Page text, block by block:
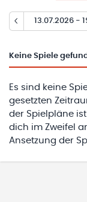
13.07.2026 -
Keine Spiele
Es sind keine
gesetzten
der Spielpläne
dich im Zweifel
Ansetzung der